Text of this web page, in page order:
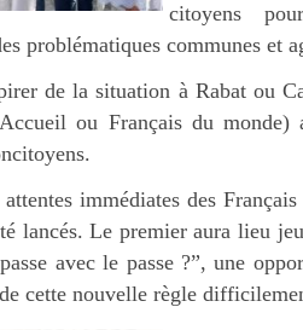
citoyens
problématiques communes et
de la situation à Rabat ou
ou Français du monde)
immédiates des
lancés. Le premier aura lieu
avec le passe ?”, une
cette nouvelle règle